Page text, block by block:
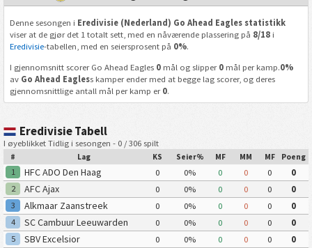
Denne sesongen i Eredivisie (Nederland) Go Ahead Eagles statistikk
viser at de gjør det 1 totalt sett, med en nåværende plassering på 8/18i
Eredivisie-tabellen, med en seiersprosent på 0%.
I gjennomsnitt scorer Go Ahead Eagles 0mål og slipper 0mål per kamp.0%
av Go Ahead Eagless kamper ender med at begge lag scorer, og deres
gjennomsnittlige antall mål per kamp er 0.
Eredivisie Tabell
I øyeblikket Tidlig i sesongen - 0 / 306 spilt
# Lag KS Seier% MF MM MF Poeng
1 HFC ADO Den Haag 0 0% 0 0 0
0
2
AFC Ajax 0 0% 0 0 0
0
3
Alkmaar Zaanstreek 0 0% 0 0 0
0
4
SC Cambuur Leeuwarden 0 0% 0 0 0
0
5
SBV Excelsior 0 0% 0 0 0
0